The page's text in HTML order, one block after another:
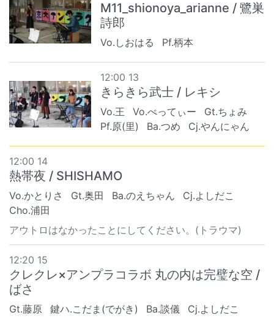
M11_shionoya_arianne / 鷺巣
詩郎
Vo.しおはる Pf.柄本
12:00 13
きらきら武士 / レキシ
Vo.王 Vo.べってぃー
Gt.ちょみ
Pf.原(里)
Ba.つめ Cj.やんにゃん
12:00 14
熱帯夜 / SHISHAMO
Vo.かとりさ Gt.奥田 Ba.のえちゃん
Cj.よしだこ
Cho.浦田
アウトロはなかったことにしてください。(トラウマ)
12:20 15
クレクレ×アンプラコラボ 丸の内は完璧な空 /
ばさ
Gt.藤原 鍵ハ.こだま(でがき) Ba.談儀 Cj.よしだこ